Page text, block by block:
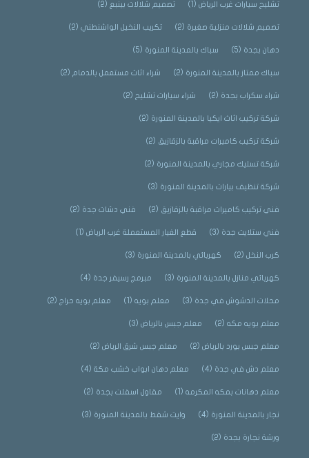
تشليح سيارات غرب الرياض(1) تصميم شلالات بينبع (2)
تصميم شلالات منزلية صغيرة (2) تكريب النخيل الواشنطني(2)
دهان بجدة (5) سباك بالمدينة المنورة (5)
سباك ممتاز بالمدينة المنورة (2) شراء اثاث مستعمل بالدمام(2)
شراء سكراب بجدة (2) شراء سيارات تشليح (2)
شركة تركيب اثاث ايكيا بالمدينة المنورة (2)
شركة تركيب كاميرات مراقبة بالزقازيق (2)
شركة تسليك مجاري بالمدينة المنورة (2)
شركة تنظيف بيارات بالمدينة المنورة (3)
فني تركيب كاميرات مراقبة بالزقازيق (2) فني دشات جدة (2)
فني ستلايت جدة (3) قطع الغيار المستعملة غرب الرياض(1)
كرب النخل(2) كهربائي بالمدينة المنورة (3)
كهربائي منازل بالمدينة المنورة (3) مبرمج رسيفر جدة (4)
محلات الدشوش في جدة (3) معلم بويه(1) معلم بويه حراج (2)
معلم بويه مكه(2) معلم جبس بالرياض(3)
معلم جبس بورد بالرياض(2) معلم جبس شرق الرياض(2)
معلم دش في جدة (4) معلم دهان ابواب خشب مكة(4)
معلم دهانات بمكه المكرمه(1) مقاول اسفلت بجدة (2)
نجار بالمدينة المنورة (4) وايت شفط بالمدينة المنورة (3)
ورشة نجارة بجدة (2)